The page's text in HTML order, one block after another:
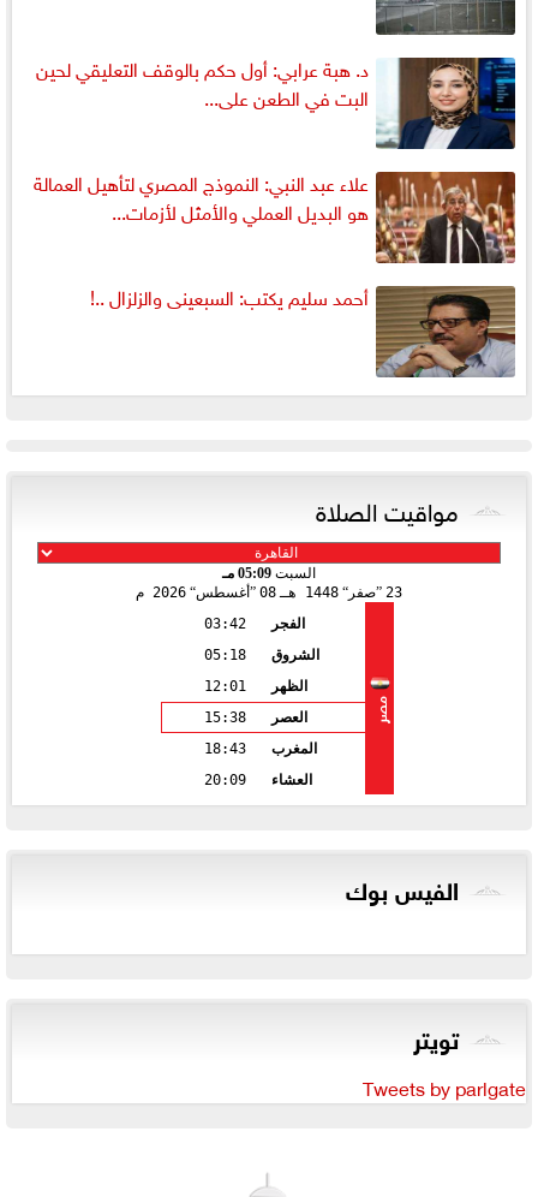
د. هبة عرابي: أول حكم بالوقف التعليقي لحين
البت في الطعن على...
علاء عبد النبي: النموذج المصري لتأهيل العمالة
هو البديل العملي والأمثل لأزمات...
أحمد سليم يكتب: السبعينى والزلزال ..!
مواقيت الصلاة
السبت 05:09 مـ
23
صفر 1448 هـ 08 أغسطس 2026 م
مصر
الفجر
03:42
الشروق
05:18
الظهر
12:01
العصر
15:38
المغرب
18:43
العشاء
20:09
الفيس بوك
تويتر
Tweets by parlgate